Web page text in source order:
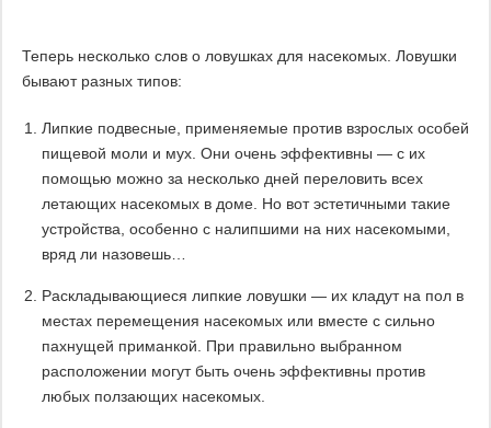
Теперь несколько слов о ловушках для насекомых. Ловушки
бывают разных типов:
Липкие подвесные, применяемые против взрослых особей
пищевой моли и мух. Они очень эффективны — с их
помощью можно за несколько дней переловить всех
летающих насекомых в доме. Но вот эстетичными такие
устройства, особенно с налипшими на них насекомыми,
вряд ли назовешь…
Раскладывающиеся липкие ловушки — их кладут на пол в
местах перемещения насекомых или вместе с сильно
пахнущей приманкой. При правильно выбранном
расположении могут быть очень эффективны против
любых ползающих насекомых.